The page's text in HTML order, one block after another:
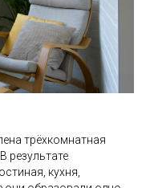
трёхкомнатная
результате
кухня,